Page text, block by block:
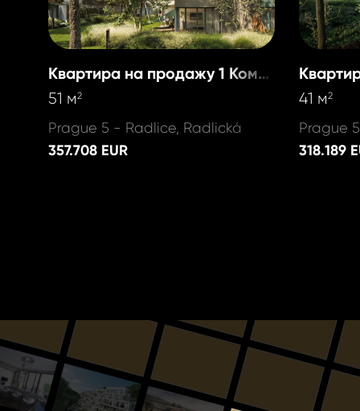
Квартира на продажу 1 Комната
51 м2
Prague 5 - Radlice, Radlická
357.708 EUR
41 м2
Prague
318.189